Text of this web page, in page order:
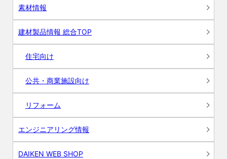
素材情報
建材製品情報 総合TOP
住宅向け
公共・商業施設向け
リフォーム
エンジニアリング情報
DAIKEN WEB SHOP